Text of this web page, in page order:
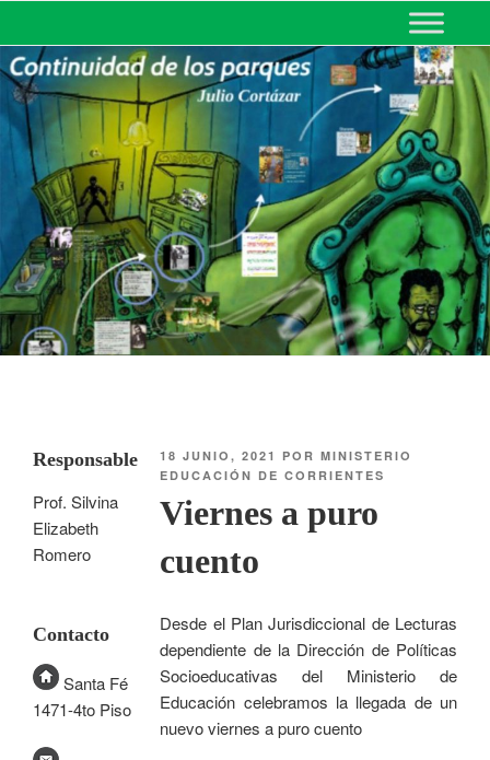
MINISTERIO DE EDUCACIÓN
DE CORRIENTES
18 JUNIO, 2021 PORMINISTERIO
EDUCACIÓN DE CORRIENTES
Viernes a puro
cuento
Desde el Plan Jurisdiccional de Lecturas
dependiente de la Dirección de Políticas
Socioeducativas del Ministerio de
Educación celebramos la llegada de un
nuevo viernes a puro cuento
Responsable
Prof. Silvina
Elizabeth
Romero
Contacto
Santa Fé
1471-4to Piso